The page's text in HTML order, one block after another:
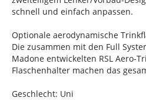
schnell und einfach anpassen.
Optionale aerodynamische
Die zusammen mit den Full
Madone entwickelten RSL Aero-
Flaschenhalter machen das
Geschlecht: Uni